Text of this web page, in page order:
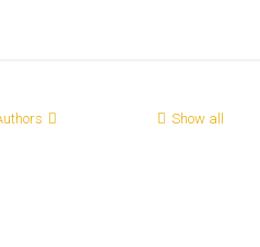
Show all